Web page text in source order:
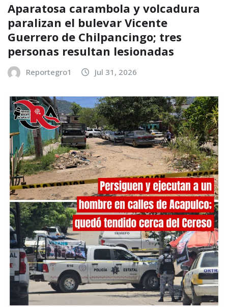
Aparatosa carambola y volcadura
paralizan el bulevar Vicente
Guerrero de Chilpancingo; tres
personas resultan lesionadas
Reportegro1 Jul 31, 2026